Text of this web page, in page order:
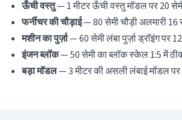
ऊँची वस्तु— 1 मीटर ऊँची वस्तु मॉडल पर 20
फर्नीचर की चौड़ाई— 80 सेमी चौड़ी अलमारी 16
मशीन का पुर्ज़ा— 60 सेमी लंबा पुर्ज़ा ड्रॉइंग पर
इंजन ब्लॉक— 50 सेमी का ब्लॉक स्केल 1:5 में
बड़ा मॉडल— 3 मीटर की असली लंबाई मॉडल पर